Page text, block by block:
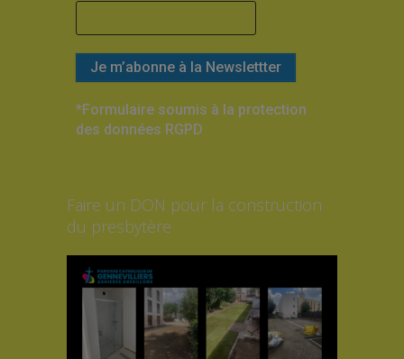
*Formulaire soumis à la protection
des données RGPD
Faire un DON pour la construction
du presbytère